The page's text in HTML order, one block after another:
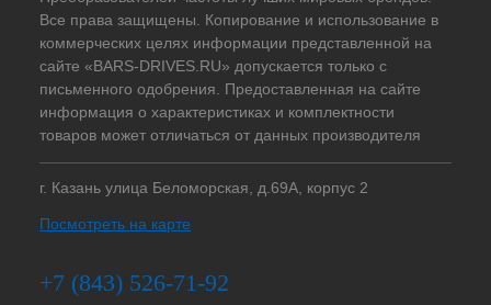
Все права защищены. Копирование и использование в
коммерческих целях информации представленной на
сайте «BARS-DRIVES.RU» допускается только с
письменного одобрения. Предоставленная на сайте
информация о характеристиках и комплектности
товаров может отличаться от данных производителя
г. Казань улица Беломорская, д.69А, корпус 2
Посмотреть на карте
+7 (843) 526-71-92